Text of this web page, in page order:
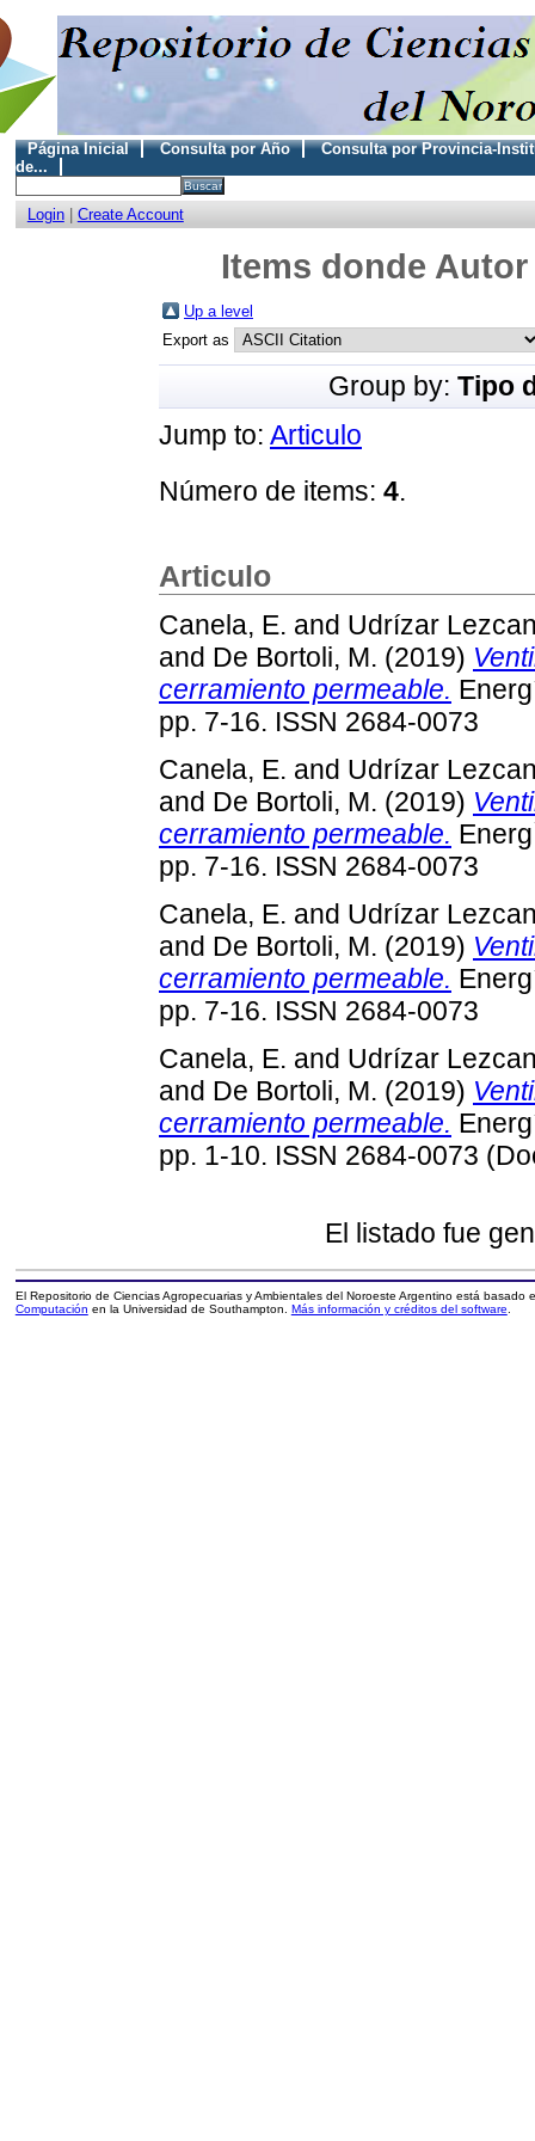
Página Inicial Consulta por Año
Consulta por Provincia-
de...
Login| Create Account
Items donde
Up a level
Export as
Group by: Tipo
Jump to: Articulo
Número de items: 4.
Articulo
Canela, E. and Udrízar
and De Bortoli, M. (2019)
cerramiento permeable.
pp. 7-16. ISSN 2684-0073
Canela, E. and Udrízar
and De Bortoli, M. (2019)
cerramiento permeable.
pp. 7-16. ISSN 2684-0073
Canela, E. and Udrízar
and De Bortoli, M. (2019)
cerramiento permeable.
pp. 7-16. ISSN 2684-0073
Canela, E. and Udrízar
and De Bortoli, M. (2019)
cerramiento permeable.
pp. 1-10. ISSN 2684-0073
El listado fue
El Repositorio de Ciencias Agropecuarias y Ambientales del Noroeste Argentino está basado
Computación en la Universidad de Southampton. Más información y créditos del software